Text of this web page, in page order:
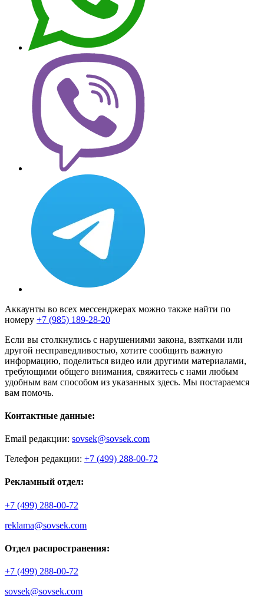
Аккаунты во всех мессенджерах можно также найти по
номеру +7 (985) 189-28-20
Если вы столкнулись с нарушениями закона, взятками или
другой несправедливостью, хотите сообщить важную
информацию, поделиться видео или другими материалами,
требующими общего внимания, свяжитесь с нами любым
удобным вам способом из указанных здесь. Мы постараемся
вам помочь.
Контактные данные:
Email редакции: sovsek@sovsek.com
Телефон редакции: +7 (499) 288-00-72
Рекламный отдел:
+7 (499) 288-00-72
reklama@sovsek.com
Отдел распространения:
+7 (499) 288-00-72
sovsek@sovsek.com